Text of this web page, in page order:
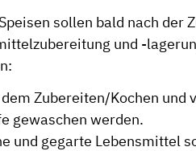
sollen bald nach der
und -
Zubereiten/Kochen und
gewaschen werden.
und gegarte Lebensmittel